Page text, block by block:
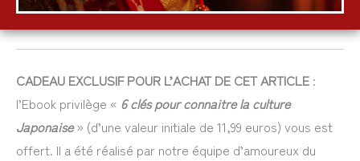
CADEAU EXCLUSIF POUR L’ACHAT DE CET ARTICLE :
l’Ebook privilège « 6 clés pour connaitre la culture
Japonaise» (d’une valeur initiale de 11,99 euros) vous est
offert. Il a été réalisé par notre équipe d’amoureux du